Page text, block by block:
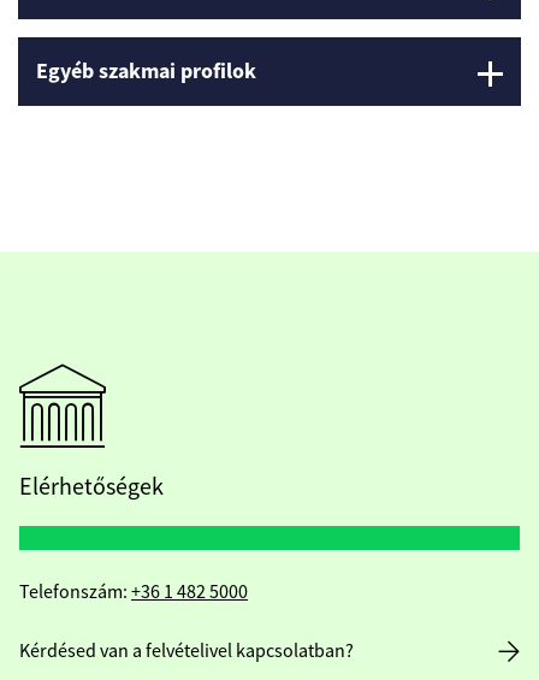
Egyéb szakmai profilok
Elérhetőségek
Telefonszám: +36 1 482 5000
Kérdésed van a felvételivel kapcsolatban?